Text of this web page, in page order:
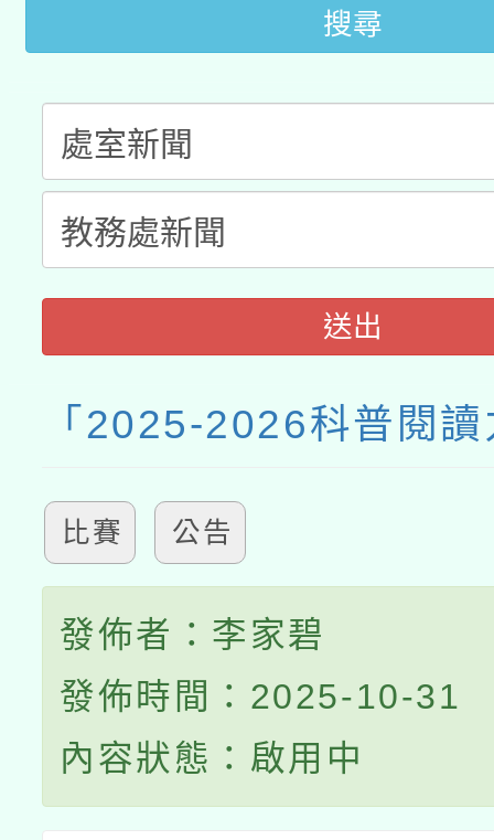
方素養工作坊新北場」
「族語學習班」招生簡
件」活動簡章
年度COVID-19疫苗接
接種對象擴大為「滿6
接種之民眾」措施，延
月28日止
搜尋
送出
「2025-2026科普閱
比賽 公告
發佈者：李家碧
發佈時間：2025-10-31
內容狀態：啟用中